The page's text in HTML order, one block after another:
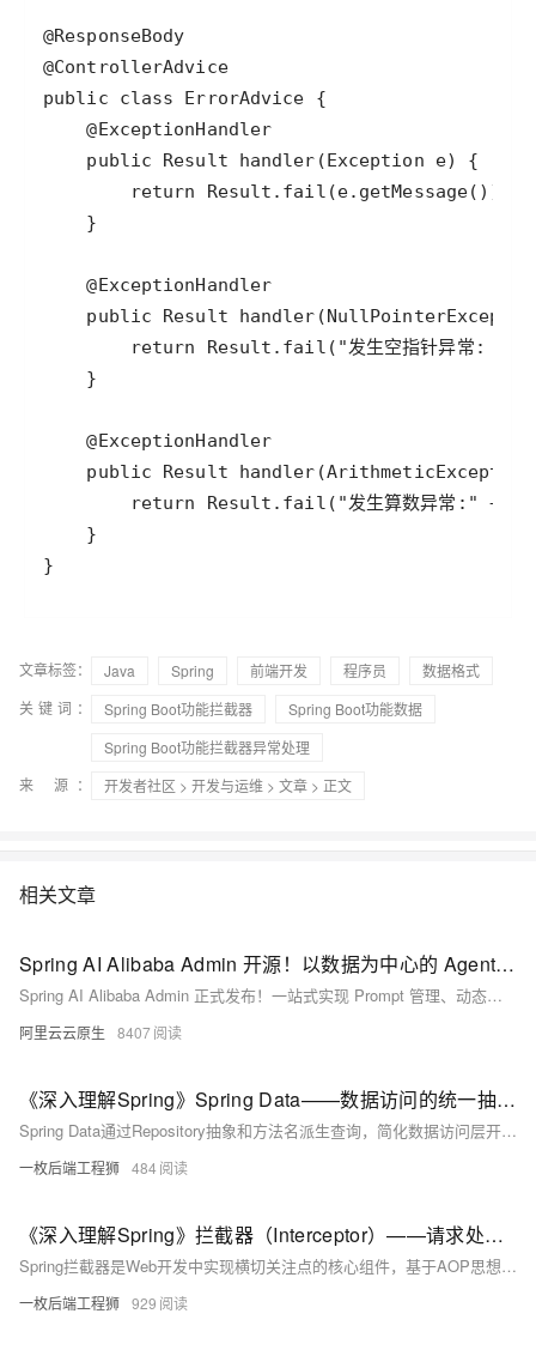
@ControllerAdvice
文章标签： Java Spring 前端开发 程序员
数据格式
关键词：
Spring Boot功能拦截器
Spring Boot功能数据
Spring Boot功能拦截器异常处理
来 源：
开发者社区 > 开发与运维 > 文章 > 正文
相关文章
Spring AI Alibaba Admin 开源！以数据为中心的 Agent 开发平台
Spring AI Alibaba Admin 正式发布！一站式实现 Prompt 管理、动态热更新、评测集构建、自动化评估与全链路可观测，助力企业高效构建可信赖的 AI Agent 应用。开源共建，现已上线！
阿里云云原生 8407
《深入理解Spring》Spring Data——数据访问的统一抽象与极致简化
Spring Data通过Repository抽象和方法名派生查询，简化数据访问层开发，告别冗余CRUD代码。支持JPA、MongoDB、Redis等多种存储，统一编程模型，提升开发效率与架构灵活性，是Java开发者必备利器。（238字）
一枚后端工程狮 484
《深入理解Spring》拦截器（Interceptor）——请求处理的艺术
Spring拦截器是Web开发中实现横切关注点的核心组件，基于AOP思想，可在请求处理前后执行日志记录、身份验证、权限控制等通用逻辑。相比Servlet过滤器，拦截器更贴近Spring容器，能访问Bean和上下文，适用于Controller级精细控制。通过实现`HandlerInterceptor`接口的`preHandle`、`postHandle`和`afterCompletion`方法，可灵活控制请求流程。结合配置类注册并设置路径匹配与执行顺序，实现高效复用与维护。常用于认证鉴权、性能监控、统一异常处理等场景，提升应用安全性与可维护性。
一枚后端工程狮 929